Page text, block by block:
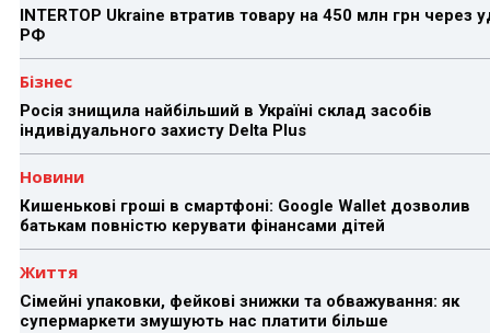
INTERTOP Ukraine втратив товару на 450 млн грн через
РФ
Бізнес
Росія знищила найбільший в Україні склад засобів
індивідуального захисту Delta Plus
Новини
Кишенькові гроші в смартфоні: Google Wallet дозволив
батькам повністю керувати фінансами дітей
Життя
Сімейні упаковки, фейкові знижки та обважування: як
супермаркети змушують нас платити більше